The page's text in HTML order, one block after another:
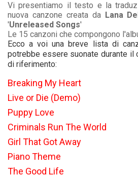
Vi presentiamo il testo e la
nuova canzone creata da Lana
'Unreleased Songs'
Le 15 canzoni che compongono
Ecco a voi una breve lista di
potrebbe essere suonate durante il
di riferimento:
Breaking My Heart
Live or Die (Demo)
Puppy Love
Criminals Run The World
Girl That Got Away
Piano Theme
The Good Life